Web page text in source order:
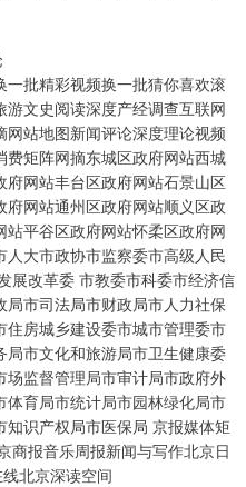
批精彩视频换一批猜你喜欢滚
文史阅读深度产经调查互联网
站地图新闻评论深度理论视频
矩阵网摘东城区政府网站西城
网站丰台区政府网站石景山区
网站通州区政府网站顺义区政
平谷区政府网站怀柔区政府网
大市政协市监察委市高级人民
展改革委 市教委市科委市经济信
市司法局市财政局市人力社保
住房城乡建设委市城市管理委市
市文化和旅游局市卫生健康委
监督管理局市审计局市政府外
育局市统计局市园林绿化局市
识产权局市医保局 京报媒体矩
商报音乐周报新闻与写作北京日
北京深读空间